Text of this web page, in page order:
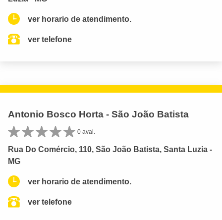
ver horario de atendimento.
ver telefone
Antonio Bosco Horta - São João Batista
0 aval.
Rua Do Comércio, 110, São João Batista, Santa Luzia -
MG
ver horario de atendimento.
ver telefone